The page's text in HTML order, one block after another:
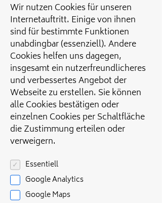
Wir nutzen Cookies für unseren
Internetauftritt. Einige von ihnen
sind für bestimmte Funktionen
unabdingbar (essenziell). Andere
Cookies helfen uns dagegen,
insgesamt ein nutzerfreundlicheres
und verbessertes Angebot der
Webseite zu erstellen. Sie können
alle Cookies bestätigen oder
einzelnen Cookies per Schaltfläche
die Zustimmung erteilen oder
verweigern.
Essentiell
Google Analytics
Google Maps